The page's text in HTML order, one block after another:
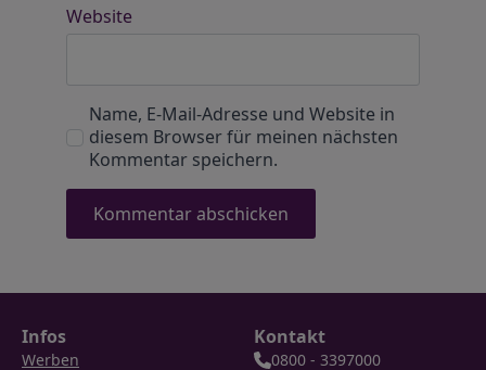
Website
Name, E-Mail-Adresse und Website in
diesem Browser für meinen nächsten
Kommentar speichern.
Infos
Werben
Kontakt
0800 - 3397000